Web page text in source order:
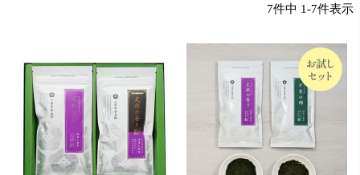
7件中 1-7件表示